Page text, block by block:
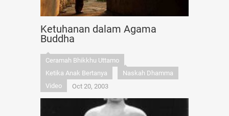
Ketuhanan dalam Agama
Buddha
Ceramah Bhikkhu Uttamo
Ketika Anak Bertanya
Naskah Dhamma
Video
Oct 20, 2003